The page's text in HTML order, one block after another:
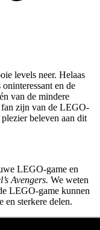
levels neer. Helaas
en de
van de mindere
zijn van de LEGO-
beleven aan dit
LEGO-game en
Avengers. We weten
LEGO-game kunnen
en sterkere delen.